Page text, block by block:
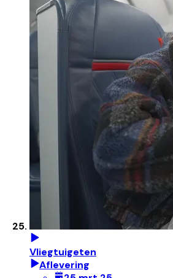
Vliegtuigeten
Aflevering